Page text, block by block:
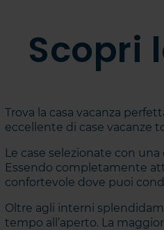
Scopri
Trova la casa vacanza
eccellente di case vacanze
Le case selezionate con
Essendo completamente
confortevole dove puoi
Oltre agli interni
tempo all’aperto. La